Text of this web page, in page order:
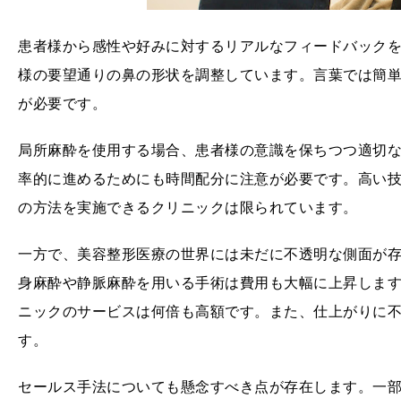
患者様から感性や好みに対するリアルなフィードバック
様の要望通りの鼻の形状を調整しています。言葉では簡
が必要です。
局所麻酔を使用する場合、患者様の意識を保ちつつ適切
率的に進めるためにも時間配分に注意が必要です。高い
の方法を実施できるクリニックは限られています。
一方で、美容整形医療の世界には未だに不透明な側面が
身麻酔や静脈麻酔を用いる手術は費用も大幅に上昇しま
ニックのサービスは何倍も高額です。また、仕上がりに
す。
セールス手法についても懸念すべき点が存在します。一